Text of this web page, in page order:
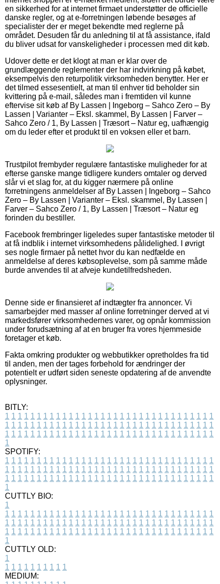
en sikkerhed for at internet firmaet understøtter de officielle
danske regler, og at e-forretningen løbende besøges af
specialister der er meget bekendte med reglerne på
området. Desuden får du anledning til at få assistance, ifald
du bliver udsat for vanskeligheder i processen med dit køb.
Udover dette er det klogt at man er klar over de
grundlæggende reglementer der har indvirkning på købet,
eksempelvis den returpolitik virksomheden benytter. Her er
det tilmed essesentielt, at man til enhver tid beholder sin
kvittering på e-mail, således man i fremtiden vil kunne
eftervise sit køb af By Lassen | Ingeborg – Sahco Zero – By
Lassen | Varianter – Eksl. skammel, By Lassen | Farver –
Sahco Zero / 1, By Lassen | Træsort – Natur eg, uafhængig
om du leder efter et produkt til en voksen eller et barn.
Trustpilot frembyder regulære fantastiske muligheder for at
efterse ganske mange tidligere kunders omtaler og derved
slår vi et slag for, at du kigger nærmere på online
forretningens anmeldelser af By Lassen | Ingeborg – Sahco
Zero – By Lassen | Varianter – Eksl. skammel, By Lassen |
Farver – Sahco Zero / 1, By Lassen | Træsort – Natur eg
forinden du bestiller.
Facebook frembringer ligeledes super fantastiske metoder til
at få indblik i internet virksomhedens pålidelighed. I øvrigt
ses nogle firmaer på nettet hvor du kan nedfælde en
anmeldelse af deres købsoplevelse, som på samme måde
burde anvendes til at afveje kundetilfredsheden.
Denne side er finansieret af indtægter fra annoncer. Vi
samarbejder med masser af online forretninger derved at vi
markedsfører virksomhedernes varer, og opnår kommission
under forudsætning af at en bruger fra vores hjemmeside
foretager et køb.
Fakta omkring produkter og webbutikker opretholdes fra tid
til anden, men der tages forbehold for ændringer der
potentielt er udført siden seneste opdatering af de anvendte
oplysninger.
BITLY:
1 1 1 1 1 1 1 1 1 1 1 1 1 1 1 1 1 1 1 1 1 1 1 1 1 1 1 1 1 1 1 1 1
1 1 1 1 1 1 1 1 1 1 1 1 1 1 1 1 1 1 1 1 1 1 1 1 1 1 1 1 1 1 1 1 1
1 1 1 1 1 1 1 1 1 1 1 1 1 1 1 1 1 1 1 1 1 1 1 1 1 1 1 1 1 1 1 1 1
1
SPOTIFY:
1 1 1 1 1 1 1 1 1 1 1 1 1 1 1 1 1 1 1 1 1 1 1 1 1 1 1 1 1 1 1 1 1
1 1 1 1 1 1 1 1 1 1 1 1 1 1 1 1 1 1 1 1 1 1 1 1 1 1 1 1 1 1 1 1 1
1 1 1 1 1 1 1 1 1 1 1 1 1 1 1 1 1 1 1 1 1 1 1 1 1 1 1 1 1 1 1 1 1
1
CUTTLY BIO:
1
1 1 1 1 1 1 1 1 1 1 1 1 1 1 1 1 1 1 1 1 1 1 1 1 1 1 1 1 1 1 1 1 1
1 1 1 1 1 1 1 1 1 1 1 1 1 1 1 1 1 1 1 1 1 1 1 1 1 1 1 1 1 1 1 1 1
1 1 1 1 1 1 1 1 1 1 1 1 1 1 1 1 1 1 1 1 1 1 1 1 1 1 1 1 1 1 1 1 1
1
CUTTLY OLD:
1
1 1 1 1 1 1 1 1 1 1
MEDIUM: